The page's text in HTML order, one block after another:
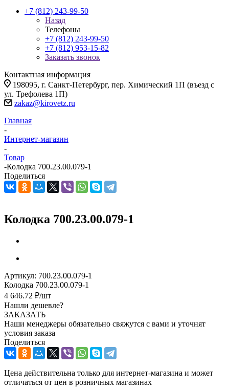
+7 (812) 243-99-50
Назад
Телефоны
+7 (812) 243-99-50
+7 (812) 953-15-82
Заказать звонок
Контактная информация
198095, г. Санкт-Петербург, пер. Химический 1П (въезд с
ул. Трефолева 1П)
zakaz@kirovetz.ru
Главная
-
Интернет-магазин
-
Товар
-Колодка 700.23.00.079-1
Поделиться
Колодка 700.23.00.079-1
Артикул: 700.23.00.079-1
Колодка 700.23.00.079-1
4 646.72 ₽/шт
Нашли дешевле?
ЗАКАЗАТЬ
Наши менеджеры обязательно свяжутся с вами и уточнят
условия заказа
Поделиться
Цена действительна только для интернет-магазина и может
отличаться от цен в розничных магазинах